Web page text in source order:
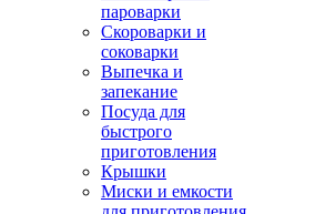
пароварки
Скороварки и
соковарки
Выпечка и
запекание
Посуда для
быстрого
приготовления
Крышки
Миски и емкости